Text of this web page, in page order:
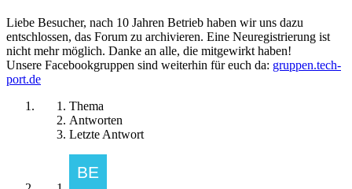
Liebe Besucher, nach 10 Jahren Betrieb haben wir uns dazu
entschlossen, das Forum zu archivieren. Eine Neuregistrierung ist
nicht mehr möglich. Danke an alle, die mitgewirkt haben!
Unsere Facebookgruppen sind weiterhin für euch da: gruppen.tech-
port.de
Thema
Antworten
Letzte Antwort